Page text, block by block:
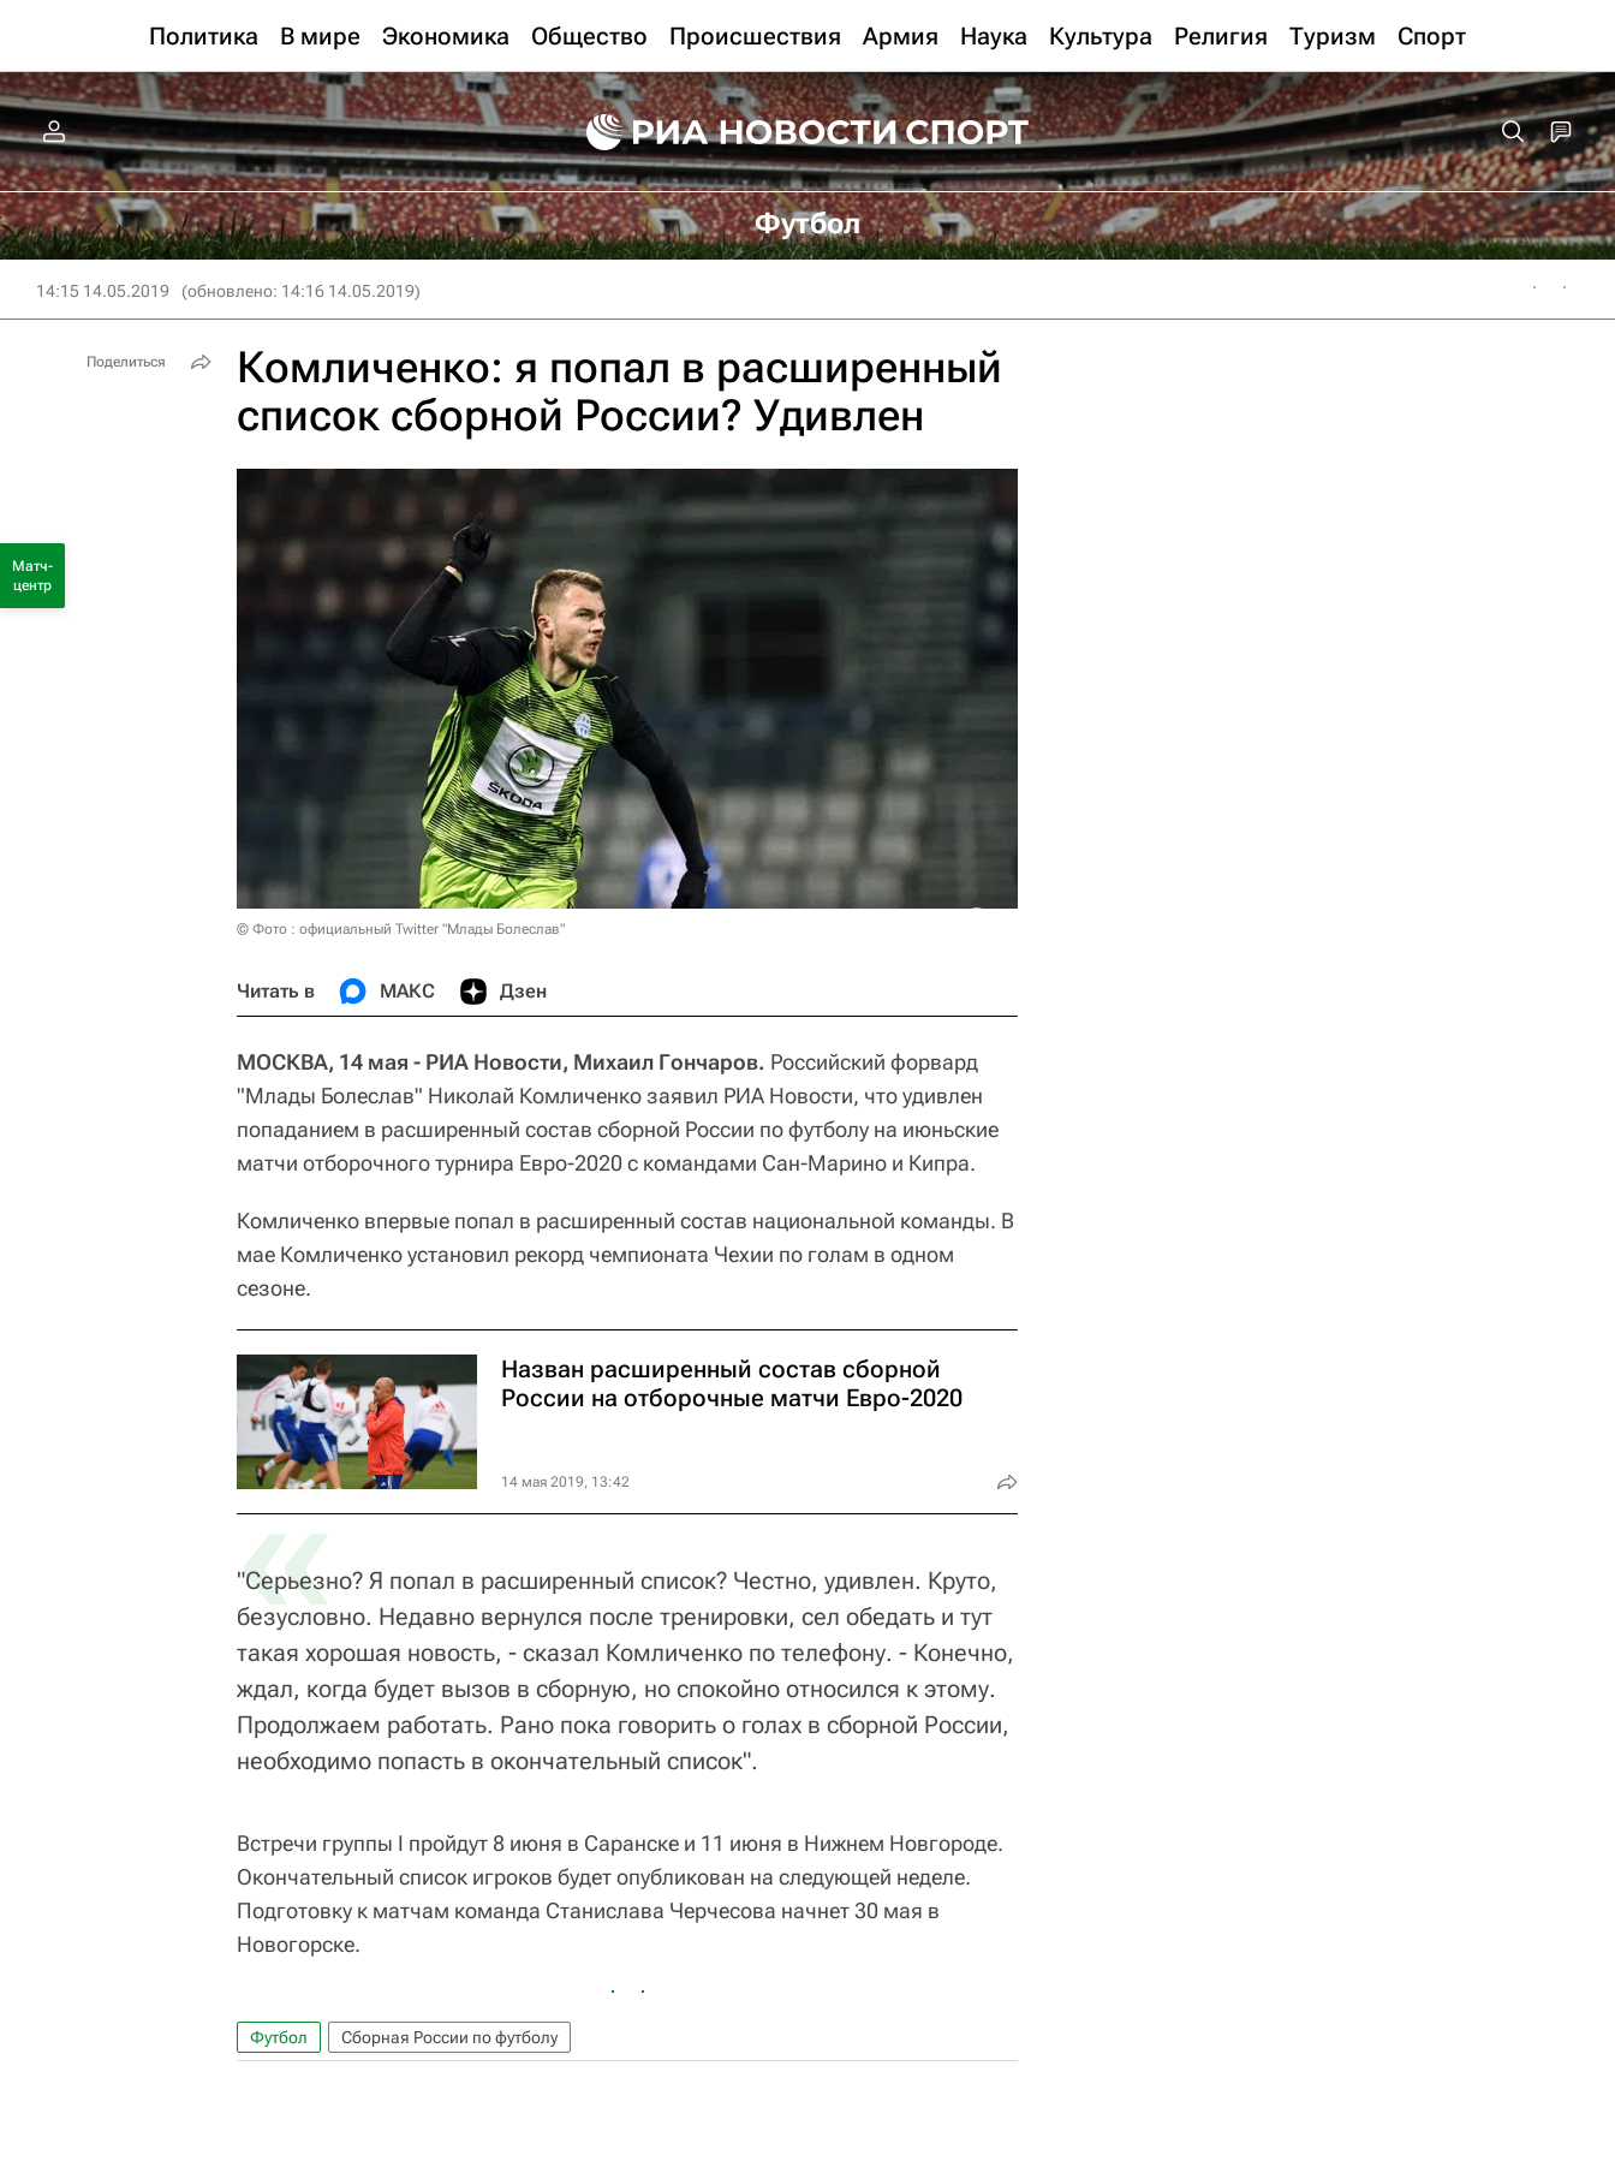
Политика В мире Экономика Общество Происшествия Армия Наука Культура Религия Туризм Спорт
Футбол
14:15 14.05.2019 (обновлено: 14:16 14.05.2019)
Комличенко: я попал в расширенный
список сборной России? Удивлен
© Фото : официальный Twitter "Млады Болеслав"
Читать в МАКС Дзен
МОСКВА, 14 мая - РИА Новости, Михаил Гончаров. Российский форвард
"Млады Болеслав" Николай Комличенко заявил РИА Новости, что удивлен
попаданием в расширенный состав сборной России по футболу на июньские
матчи отборочного турнира Евро-2020 с командами Сан-Марино и Кипра.
Комличенко впервые попал в расширенный состав национальной команды. В
мае Комличенко установил рекорд чемпионата Чехии по голам в одном
сезоне.
Назван расширенный состав сборной
России на отборочные матчи Евро-2020
14 мая 2019, 13:42
«
"Серьезно? Я попал в расширенный список? Честно, удивлен. Круто,
безусловно. Недавно вернулся после тренировки, сел обедать и тут
такая хорошая новость, - сказал Комличенко по телефону. - Конечно,
ждал, когда будет вызов в сборную, но спокойно относился к этому.
Продолжаем работать. Рано пока говорить о голах в сборной России,
необходимо попасть в окончательный список".
Встречи группы I пройдут 8 июня в Саранске и 11 июня в Нижнем Новгороде.
Окончательный список игроков будет опубликован на следующей неделе.
Подготовку к матчам команда Станислава Черчесова начнет 30 мая в
Новогорске.
Футбол Сборная России по футболу
Поделиться
Матч-
центр